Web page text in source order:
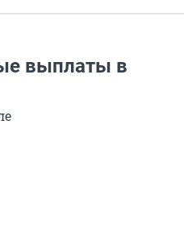
выплаты в